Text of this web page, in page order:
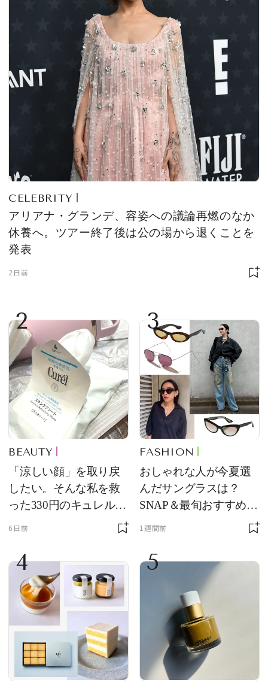
CELEBRITY
アリアナ・グランデ、容姿への議論再燃のなか
休養へ。ツアー終了後は公の場から退くことを
発表
2日前
2
BEAUTY
「涼しい顔」を取り戻
したい。そんな私を救
った330円のキュレル名
6日前
3
FASHION
おしゃれな人が今夏選
んだサングラスは？
SNAP＆最旬おすすめサ
1週間前
4 5